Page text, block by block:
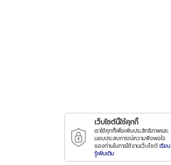
เว็บไซต์นี้ใช้คุกกี้
เราใช้คุกกี้เพื่อเพิ่มประสิทธิภาพและ
มอบประสบการณ์ความพึงพอใจ
ของท่านในการใช้งานเว็บไซต์ เรียน
รู้เพิ่มเติม